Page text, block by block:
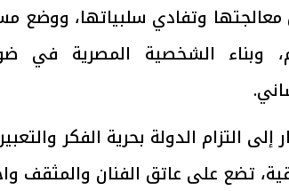
وتفادي سلبياتها، ووضع
وبناء الشخصية المصرية
إلى التزام الدولة بحرية الفكر
تضع على عاتق الفنان والمثقف